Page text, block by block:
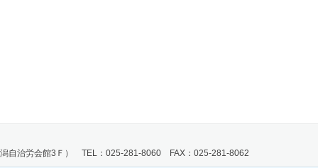
自治労会館3Ｆ） TEL：025-281-8060 FAX：025-281-8062